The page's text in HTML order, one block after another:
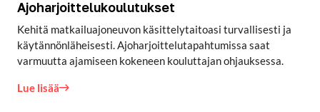
Ajoharjoittelukoulutukset
Kehitä matkailuajoneuvon käsittelytaitoasi turvallisesti ja
käytännönläheisesti. Ajoharjoittelutapahtumissa saat
varmuutta ajamiseen kokeneen kouluttajan ohjauksessa.
Lue lisää